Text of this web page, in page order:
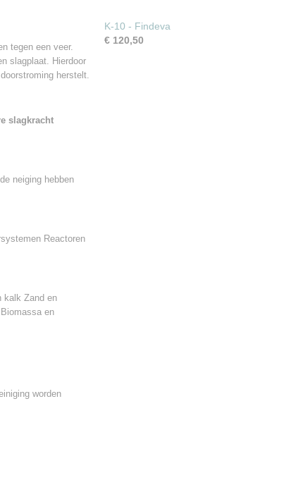
tegen een veer.
slagplaat. Hierdoor
herstelt.
slagkracht
neiging hebben
Reactoren
kalk Zand en
en
worden
K-10 - Findeva
€ 120,50